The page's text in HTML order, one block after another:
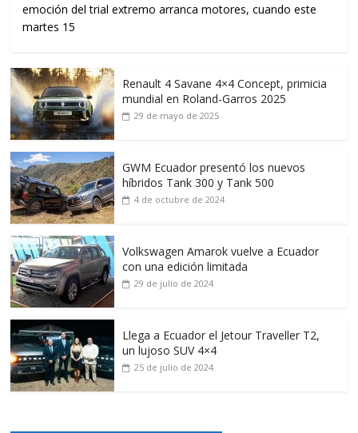
emoción del trial extremo arranca motores, cuando este
martes 15
Renault 4 Savane 4×4 Concept, primicia
mundial en Roland-Garros 2025
29 de mayo de 2025
GWM Ecuador presentó los nuevos
híbridos Tank 300 y Tank 500
4 de octubre de 2024
Volkswagen Amarok vuelve a Ecuador
con una edición limitada
29 de julio de 2024
Llega a Ecuador el Jetour Traveller T2,
un lujoso SUV 4×4
25 de julio de 2024